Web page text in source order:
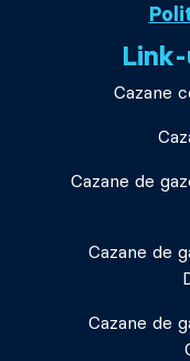
Cazane
Cazane de
Cazane de
Cazane de